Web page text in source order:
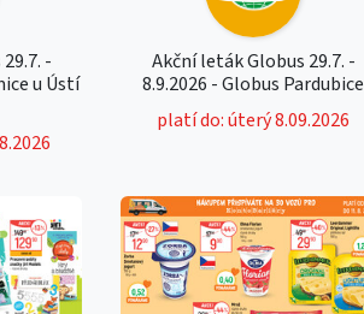
-
u Ústí
Akční leták Globus 29.7. -
8.9.2026 - Globus Pardubice
platí do: úterý 8.09.2026